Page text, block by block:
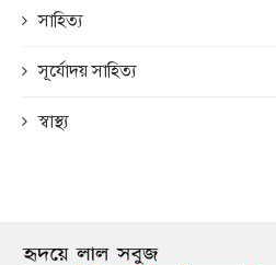
সাহিত্য
সূর্যোদয় সাহিত্য
স্বাস্থ্য